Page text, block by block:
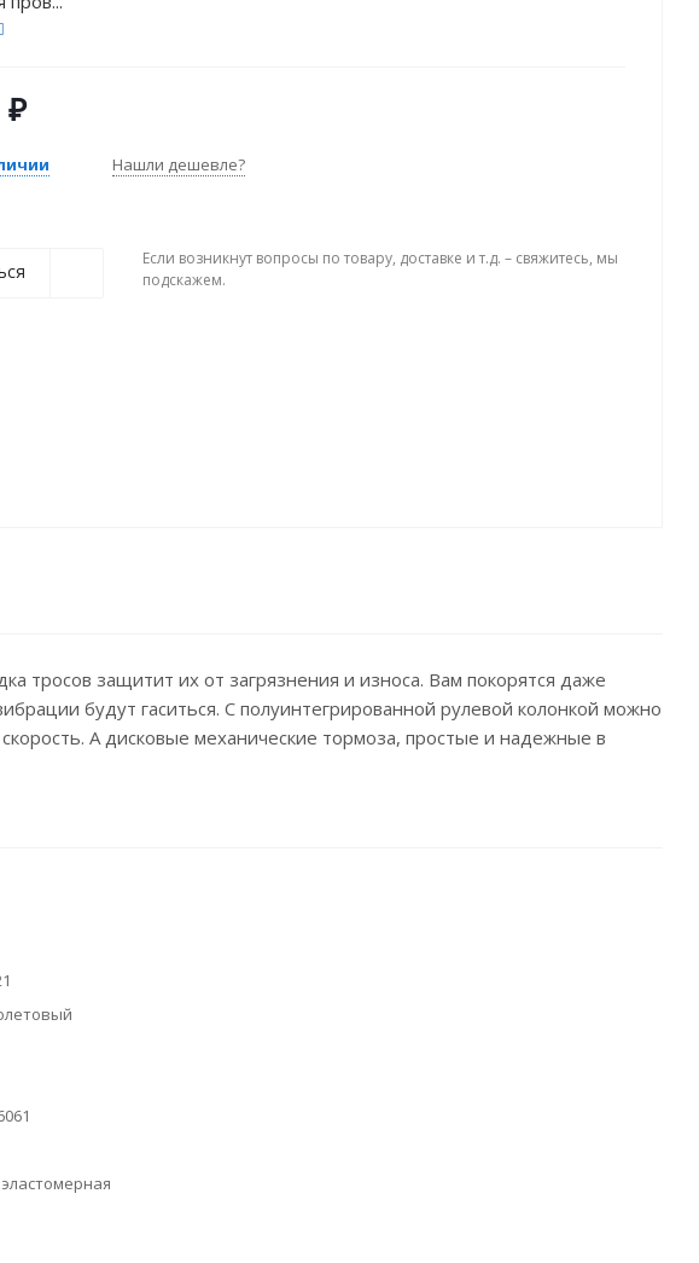
₽
Нашли дешевле?
Если возникнут вопросы по товару, доставке и т.д. – свяжитесь, мы
подскажем.
тросов защитит их от загрязнения и износа. Вам покорятся даже
будут гаситься. С полуинтегрированной рулевой колонкой можно
А дисковые механические тормоза, простые и надежные в